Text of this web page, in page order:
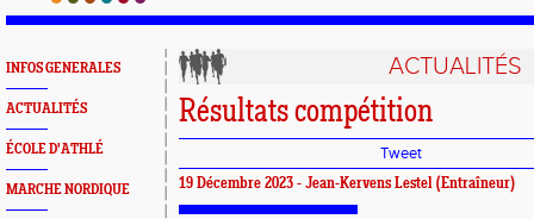
INFOS GENERALES
ACTUALITÉS
ÉCOLE D'ATHLÉ
MARCHE NORDIQUE
ACTUALITÉS
Résultats compétition
Tweet
19 Décembre 2023 - Jean-Kervens Lestel (Entraîneur)